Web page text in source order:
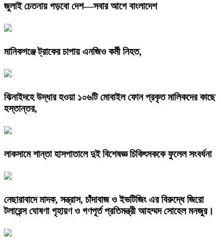
জুলাই চেতনায় গড়বো দেশ—সবার আগে বাংলাদেশ
মানিকগঞ্জে ট্রাকের চাপায় এনজিও কর্মী নিহত,
ঝিনাইদহে উদ্ধার হওয়া ১০৬টি মোবাইল ফোন প্রকৃত মালিকদের কাছে
হস্তান্তর,
লাকসামে শান্তা হাসপাতালে দুই বিশেষজ্ঞ চিকিৎসককে ফুলেল সংবর্ধনা
নেছারাবাদে মাদক, সন্ত্রাস, চাঁদাবাজ ও ইভটিজিং এর বিরুদ্ধে জিরো
টলারেন্স ঘোষণা গৃহায়ণ ও গণপূর্ত প্রতিমন্ত্রী আহম্মদ সোহেল মনজুর।